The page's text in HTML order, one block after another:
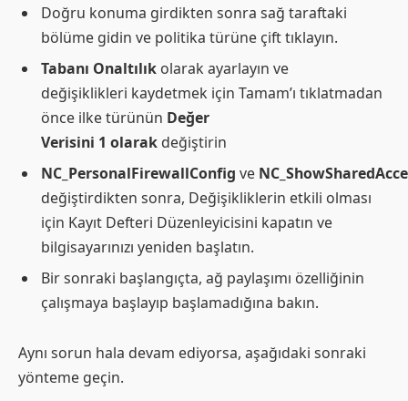
Doğru konuma girdikten sonra sağ taraftaki
bölüme gidin ve politika türüne çift tıklayın.
Tabanı Onaltılık olarak ayarlayın ve
değişiklikleri kaydetmek için Tamam’ı tıklatmadan
önce ilke türünün Değer
Verisini 1 olarak değiştirin
NC_PersonalFirewallConfig ve
değiştirdikten sonra, Değişikliklerin etkili olması
için Kayıt Defteri Düzenleyicisini kapatın ve
bilgisayarınızı yeniden başlatın.
Bir sonraki başlangıçta, ağ paylaşımı özelliğinin
çalışmaya başlayıp başlamadığına bakın.
Aynı sorun hala devam ediyorsa, aşağıdaki sonraki
yönteme geçin.